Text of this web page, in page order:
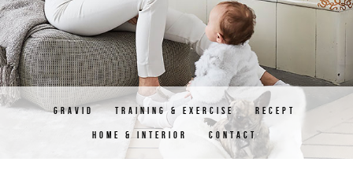
GRAVID TRAINING & EXERCISE RECEPT
HOME & INTERIOR CONTACT